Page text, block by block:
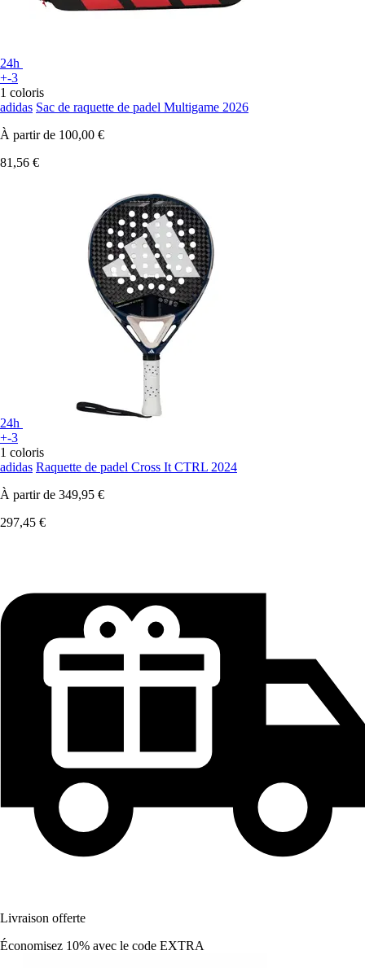
24h
+-3
1 coloris
adidas Sac de raquette de padel Multigame 2026
À partir de 100,00 €
81,56 €
24h
+-3
1 coloris
adidas Raquette de padel Cross It CTRL 2024
À partir de 349,95 €
297,45 €
Livraison offerte
Économisez 10% avec le code EXTRA